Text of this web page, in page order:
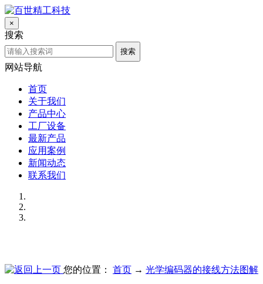
×
搜索
搜索
网站导航
首页
关于我们
产品中心
工厂设备
最新产品
应用案例
新闻动态
联系我们
您的位置： 首页 → 光学编码器的接线方法图解